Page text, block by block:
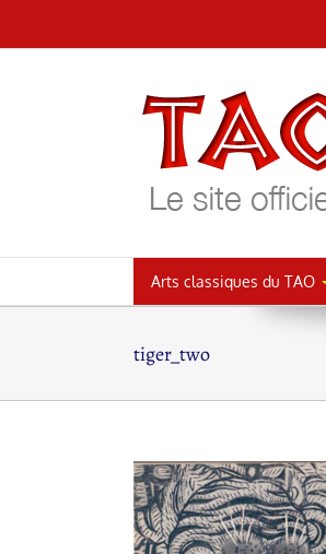
au
Arts classiques du TAO
tiger_two